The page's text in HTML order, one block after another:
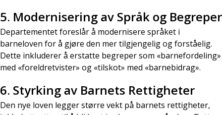
5. Modernisering av Språk og Begreper
Departementet foreslår å modernisere språket i
barneloven for å gjøre den mer tilgjengelig og forståelig.
Dette inkluderer å erstatte begreper som «barnefordeling»
med «foreldretvister» og «tilskot» med «barnebidrag».
6. Styrking av Barnets Rettigheter
Den nye loven legger større vekt på barnets rettigheter,